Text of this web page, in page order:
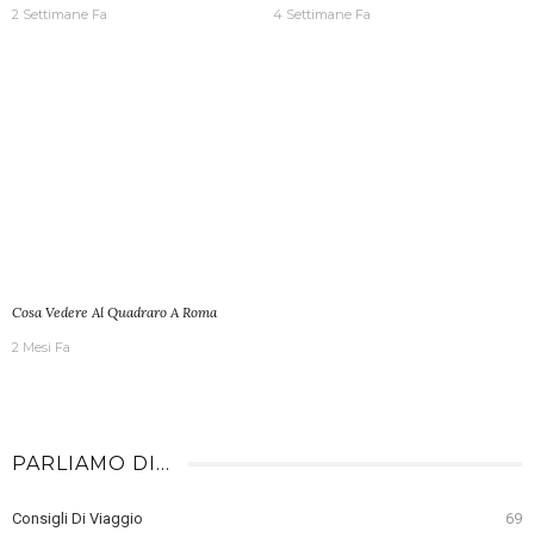
2 Settimane Fa 4 Settimane Fa
Cosa Vedere Al Quadraro A Roma
2 Mesi Fa
PARLIAMO DI…
Consigli Di Viaggio 69